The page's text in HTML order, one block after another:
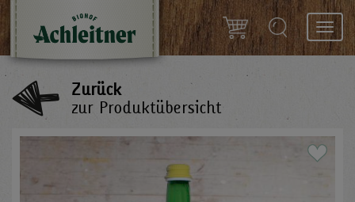
Zurück
zur Produktübersicht